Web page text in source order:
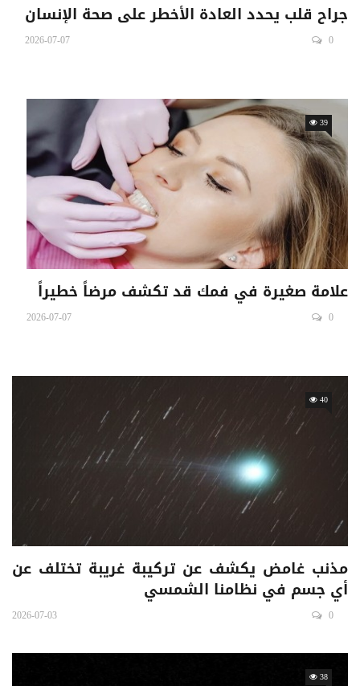
جراح قلب يحدد العادة الأخطر على صحة الإنسان
2026-07-07 0
39
علامة صغيرة في فمك قد تكشف مرضاً خطيراً
2026-07-07 0
40
مذنب غامض يكشف عن تركيبة غريبة تختلف عن
أي جسم في نظامنا الشمسي
2026-07-03 0
38